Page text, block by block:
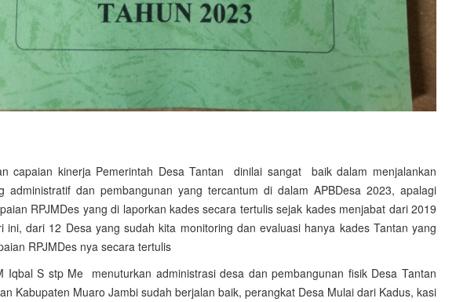
capaian kinerja Pemerintah Desa Tantan dinilai sangat baik dalam menjalankan
administratif dan pembangunan yang tercantum di dalam APBDesa 2023, apalagi
RPJMDes yang di laporkan kades secara tertulis sejak kades menjabat dari 2019
ini, dari 12 Desa yang sudah kita monitoring dan evaluasi hanya kades Tantan yang
RPJMDes nya secara tertulis
Iqbal S stp Me menuturkan administrasi desa dan pembangunan fisik Desa Tantan
Kabupaten Muaro Jambi sudah berjalan baik, perangkat Desa Mulai dari Kadus, kasi